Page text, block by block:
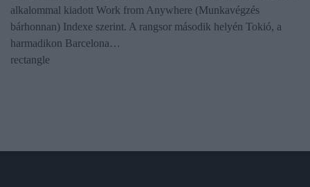
alkalommal kiadott Work from Anywhere (Munkavégzés
bárhonnan) Indexe szerint. A rangsor második helyén Tokió, a
harmadikon Barcelona…
rectangle